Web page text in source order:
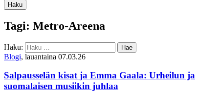
Haku
Tagi: Metro-Areena
Haku:
Blogi, lauantaina 07.03.26
Salpausselän kisat ja Emma Gaala: Urheilun ja
suomalaisen musiikin juhlaa